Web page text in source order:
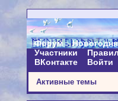
Форум
Участники
ВКонтакте
Войти
Активные темы